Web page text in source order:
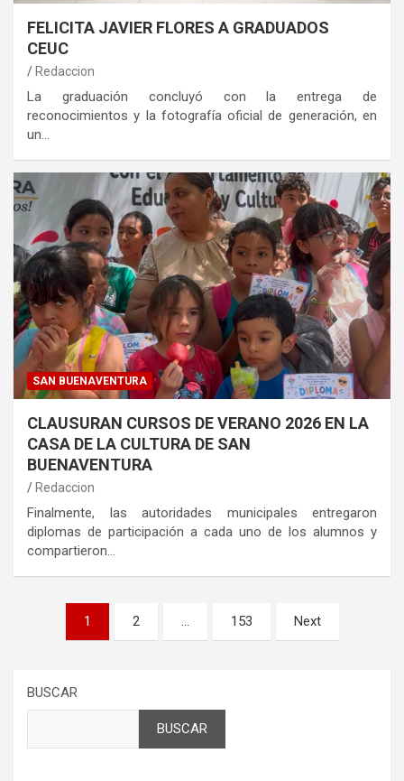
FELICITA JAVIER FLORES A GRADUADOS
CEUC
Redaccion
La graduación concluyó con la entrega de
reconocimientos y la fotografía oficial de generación, en
un…
SAN BUENAVENTURA
CLAUSURAN CURSOS DE VERANO 2026 EN LA
CASA DE LA CULTURA DE SAN
BUENAVENTURA
Redaccion
Finalmente, las autoridades municipales entregaron
diplomas de participación a cada uno de los alumnos y
compartieron…
Paginación
1 2 … 153 Next
BUSCAR
BUSCAR